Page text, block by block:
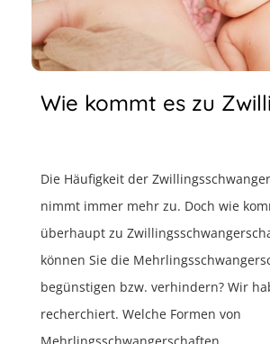
Wie kommt es zu
Die Häufigkeit der
nimmt immer mehr zu. Doch wie
überhaupt zu
können Sie die
begünstigen bzw. verhindern? Wir
recherchiert. Welche Formen von